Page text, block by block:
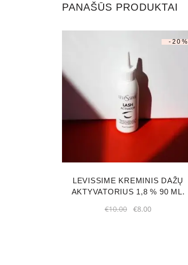
PANAŠŪS PRODUKTAI
-20%
LEVISSIME KREMINIS DAŽŲ
AKTYVATORIUS 1,8 % 90 ML.
€10.00 Original
€8.00Current